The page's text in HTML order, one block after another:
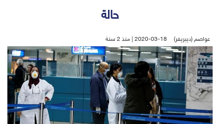
حالة
عواصم (ديبريفر) 2020-03-18 | منذ 2 سنة